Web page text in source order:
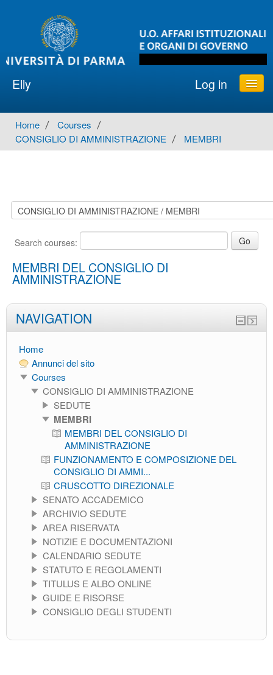
Elly
Log in
ATENEO e ORGANI
English ‎(en)‎
Home → Courses →
CONSIGLIO DI AMMINISTRAZIONE → MEMBRI
Search courses:
MEMBRI DEL CONSIGLIO DI
AMMINISTRAZIONE
NAVIGATION
Home
Annunci del sito
Courses
CONSIGLIO DI AMMINISTRAZIONE
SEDUTE
MEMBRI
MEMBRI DEL CONSIGLIO DI
AMMINISTRAZIONE
FUNZIONAMENTO E COMPOSIZIONE DEL
CONSIGLIO DI AMMI...
CRUSCOTTO DIREZIONALE
SENATO ACCADEMICO
ARCHIVIO SEDUTE
AREA RISERVATA
NOTIZIE E DOCUMENTAZIONI
CALENDARIO SEDUTE
STATUTO E REGOLAMENTI
TITULUS E ALBO ONLINE
GUIDE E RISORSE
CONSIGLIO DEGLI STUDENTI